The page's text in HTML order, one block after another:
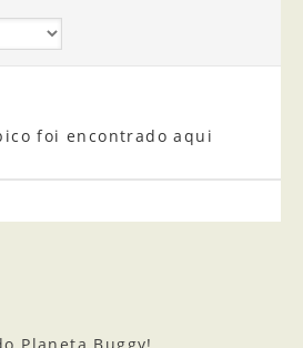
foi encontrado aqui